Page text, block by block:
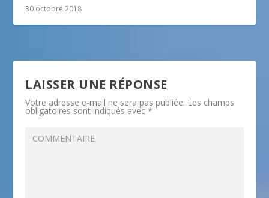
30 octobre 2018
LAISSER UNE RÉPONSE
Votre adresse e-mail ne sera pas publiée. Les champs
obligatoires sont indiqués avec*